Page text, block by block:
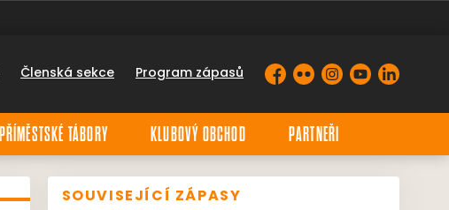
Členská sekce Program zápasů Facebook
FlickrInstagram
YouTubeLinkedIn
PŘÍMĚSTSKÉ TÁBORY KLUBOVÝ OBCHOD PARTNEŘI
SOUVISEJÍCÍ ZÁPASY